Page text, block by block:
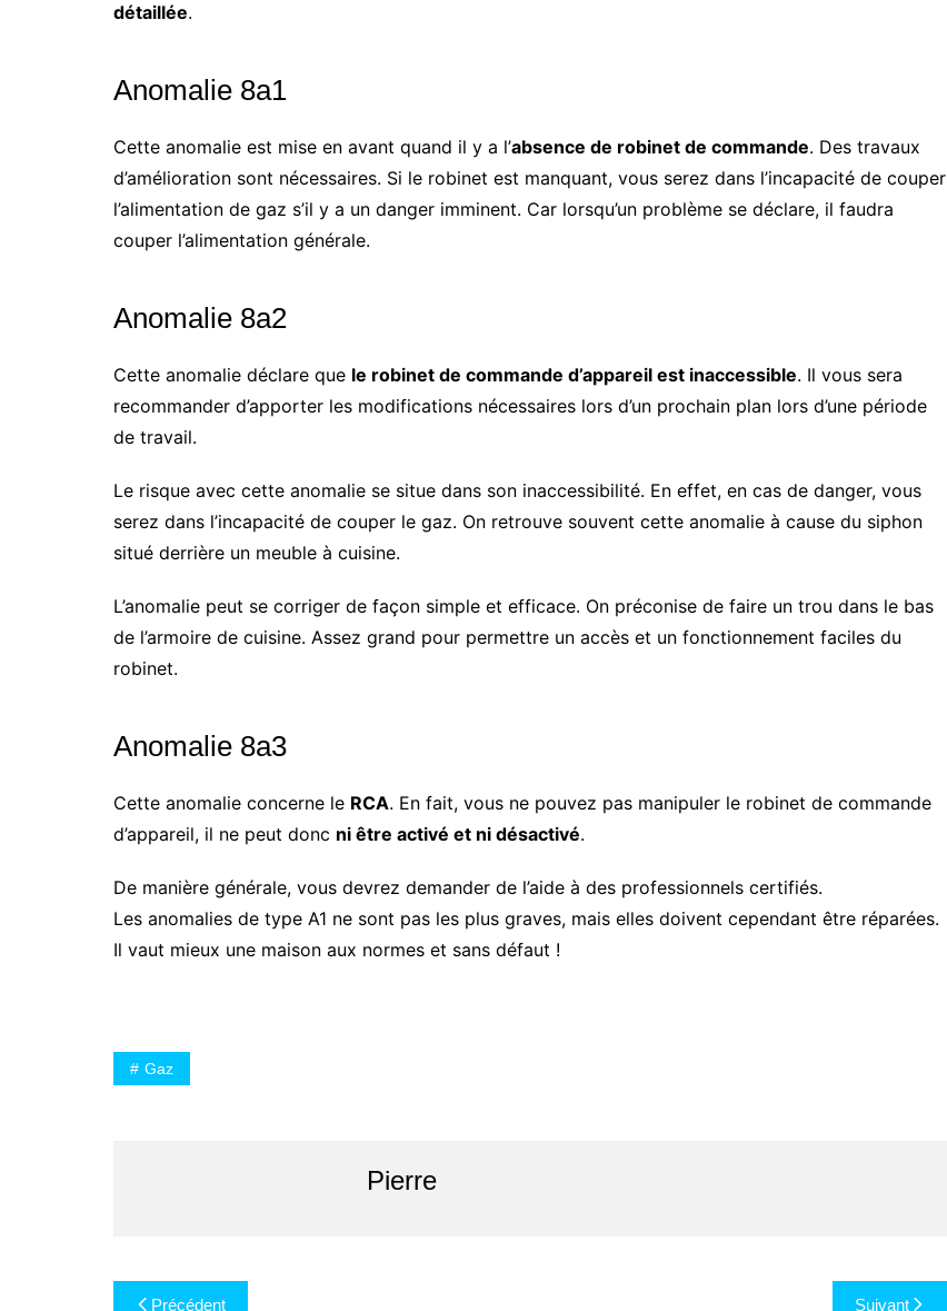
détaillée.
Anomalie 8a1
Cette anomalie est mise en avant quand il y a l’absence de robinet de commande. Des travaux
d’amélioration sont nécessaires. Si le robinet est manquant, vous serez dans l’incapacité de couper
l’alimentation de gaz s’il y a un danger imminent. Car lorsqu’un problème se déclare, il faudra
couper l’alimentation générale.
Anomalie 8a2
Cette anomalie déclare que le robinet de commande d’appareil est inaccessible. Il vous sera
recommander d’apporter les modifications nécessaires lors d’un prochain plan lors d’une période
de travail.
Le risque avec cette anomalie se situe dans son inaccessibilité. En effet, en cas de danger, vous
serez dans l’incapacité de couper le gaz. On retrouve souvent cette anomalie à cause du siphon
situé derrière un meuble à cuisine.
L’anomalie peut se corriger de façon simple et efficace. On préconise de faire un trou dans le bas
de l’armoire de cuisine. Assez grand pour permettre un accès et un fonctionnement faciles du
robinet.
Anomalie 8a3
Cette anomalie concerne le RCA. En fait, vous ne pouvez pas manipuler le robinet de commande
d’appareil, il ne peut donc ni être activé et ni désactivé.
De manière générale, vous devrez demander de l’aide à des professionnels certifiés.
Les anomalies de type A1 ne sont pas les plus graves, mais elles doivent cependant être réparées.
Il vaut mieux une maison aux normes et sans défaut !
Gaz
Pierre
Navigation
Précédent Suivant